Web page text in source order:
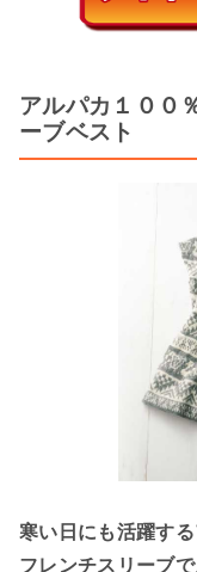
アルパカ１００
ーブベスト
寒い日にも活躍す
フレンチスリーブ